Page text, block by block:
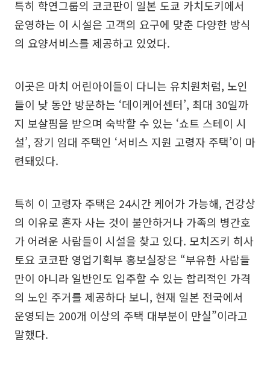
특히 학연그룹의 코코판이 일본 도쿄 카치도키에서
운영하는 이 시설은 고객의 요구에 맞춘 다양한 방식
의 요양서비스를 제공하고 있었다.
이곳은 마치 어린아이들이 다니는 유치원처럼, 노인
들이 낮 동안 방문하는 ‘데이케어센터’, 최대 30일까
지 보살핌을 받으며 숙박할 수 있는 ‘쇼트 스테이 시
설’, 장기 임대 주택인 ‘서비스 지원 고령자 주택’이 마
련돼있다.
특히 이 고령자 주택은 24시간 케어가 가능해, 건강상
의 이유로 혼자 사는 것이 불안하거나 가족의 병간호
가 어려운 사람들이 시설을 찾고 있다. 모치즈키 히사
토요 코코판 영업기획부 홍보실장은 “부유한 사람들
만이 아니라 일반인도 입주할 수 있는 합리적인 가격
의 노인 주거를 제공하다 보니, 현재 일본 전국에서
운영되는 200개 이상의 주택 대부분이 만실”이라고
말했다.